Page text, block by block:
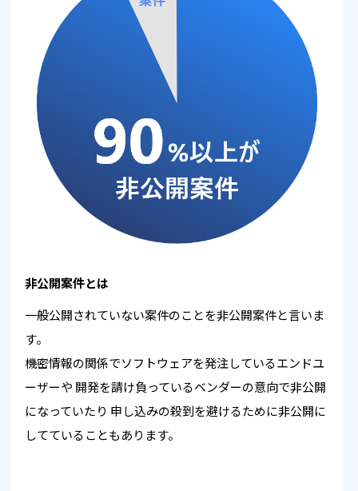
非公開案件とは
一般公開されていない案件のことを非公開案件と言いま
す。
機密情報の関係でソフトウェアを発注しているエンドユ
ーザーや 開発を請け負っているベンダーの意向で非公開
になっていたり 申し込みの殺到を避けるために非公開に
してていることもあります。